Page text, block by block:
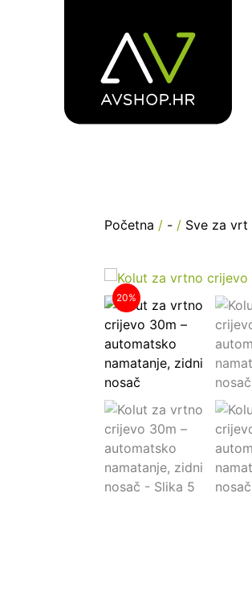
Početna / - / Sve za vrt
20%